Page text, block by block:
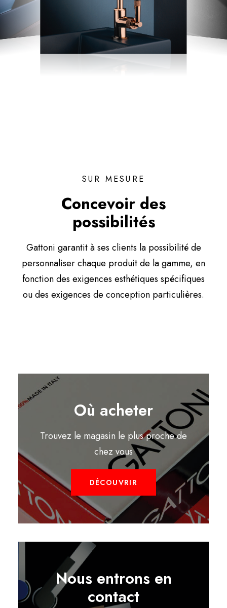
SUR MESURE
Concevoir des
possibilités
Gattoni garantit à ses clients la possibilité de
personnaliser chaque produit de la gamme, en
fonction des exigences esthétiques spécifiques
ou des exigences de conception particulières.
Où acheter
Trouvez le magasin le plus proche de
chez vous
DÉCOUVRIR
Nous entrons en
contact